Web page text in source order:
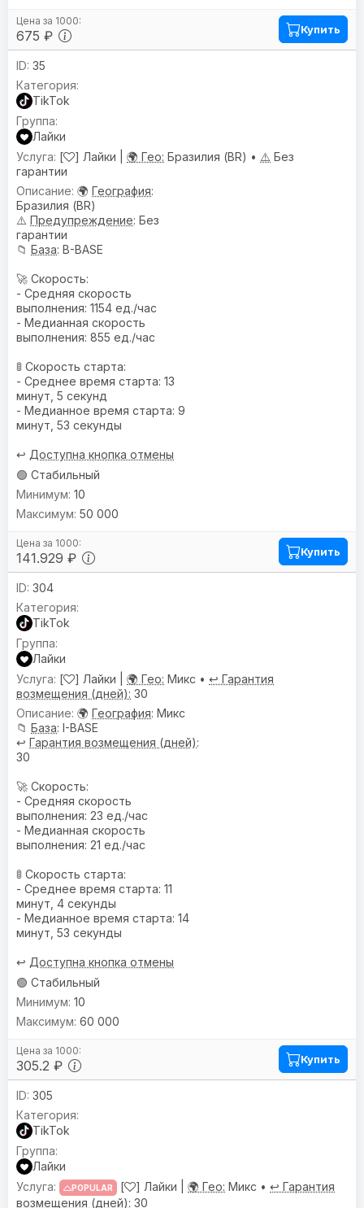
675 ₽ Купить
35
TikTok
Лайки
[
] Лайки | 🌍 Гео: Бразилия (BR) • ⚠️ Без
гарантии
🌍 География:
Бразилия (BR)
⚠️ Предупреждениe: Без
гарантии
📁 База: B-BASE
🚀 Скорость:
- Средняя скорость
выполнения: 1154 ед./час
- Медианная скорость
выполнения: 855 ед./час
🚦 Скорость старта:
- Среднее время старта: 13
минут, 5 секунд
- Медианное время старта: 9
минут, 53 секунды
↩️ Доступна кнопка отмены
🟢 Стабильный
141.929 ₽
10
50 000
Купить
304
TikTok
Лайки
[
] Лайки | 🌍 Гео: Микс • ↩️ Гарантия
возмещения (дней): 30
🌍 География: Микс
📁 База: I-BASE
↩️ Гарантия возмещения (дней):
30
🚀 Скорость:
- Средняя скорость
выполнения: 23 ед./час
- Медианная скорость
выполнения: 21 ед./час
🚦 Скорость старта:
- Среднее время старта: 11
минут, 4 секунды
- Медианное время старта: 14
минут, 53 секунды
↩️ Доступна кнопка отмены
🟢 Стабильный
305.2 ₽
10
60 000
Купить
305
TikTok
Лайки
POPULAR [ ] Лайки | 🌍 Гео: Микс • ↩️ Гарантия
возмещения (дней): 30